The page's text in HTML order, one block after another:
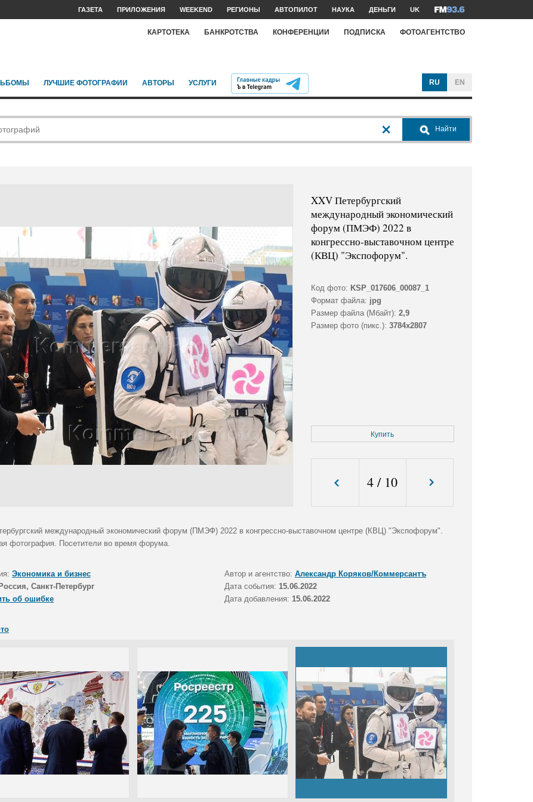
ГАЗЕТА ПРИЛОЖЕНИЯ WEEKEND РЕГИОНЫ АВТОПИЛОТ НАУКА ДЕНЬГИ UK
КАРТОТЕКА БАНКРОТСТВА КОНФЕРЕНЦИИ ПОДПИСКА ФОТОАГЕНТСТВО
ЛУЧШИЕ ФОТОГРАФИИ АВТОРЫ УСЛУГИ RU EN
Найти
XXV Петербургский
международный экономический
форум (ПМЭФ) 2022 в
конгрессно-выставочном центре
(КВЦ) "Экспофорум".
Код фото: KSP_017606_00087_1
Формат файла: jpg
Размер файла (Мбайт): 2,9
Размер фото (пикс.): 3784x2807
Купить
4 / 10
международный экономический форум (ПМЭФ) 2022 в конгрессно-выставочном центре (КВЦ) "Экспофорум".
фотография. Посетители во время форума.
Экономика и бизнес Автор и агентство: Александр Коряков/Коммерсантъ
Россия, Санкт-Петербург Дата события: 15.06.2022
об ошибке
Дата добавления: 15.06.2022